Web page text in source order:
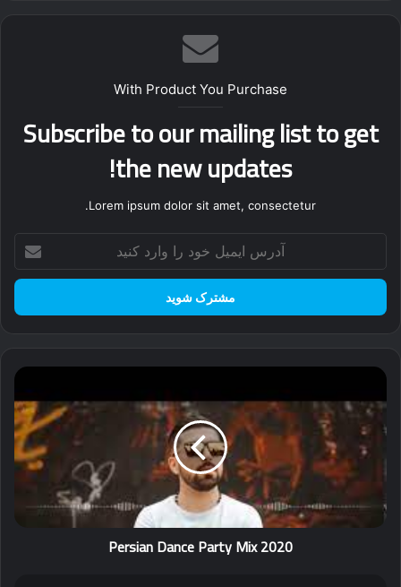
With Product You Purchase
Subscribe to our mailing list to get
the new updates!
Lorem ipsum dolor sit amet, consectetur.
خود
وارد
Persian
Party
Mix
2020
Persian Dance Party Mix 2020